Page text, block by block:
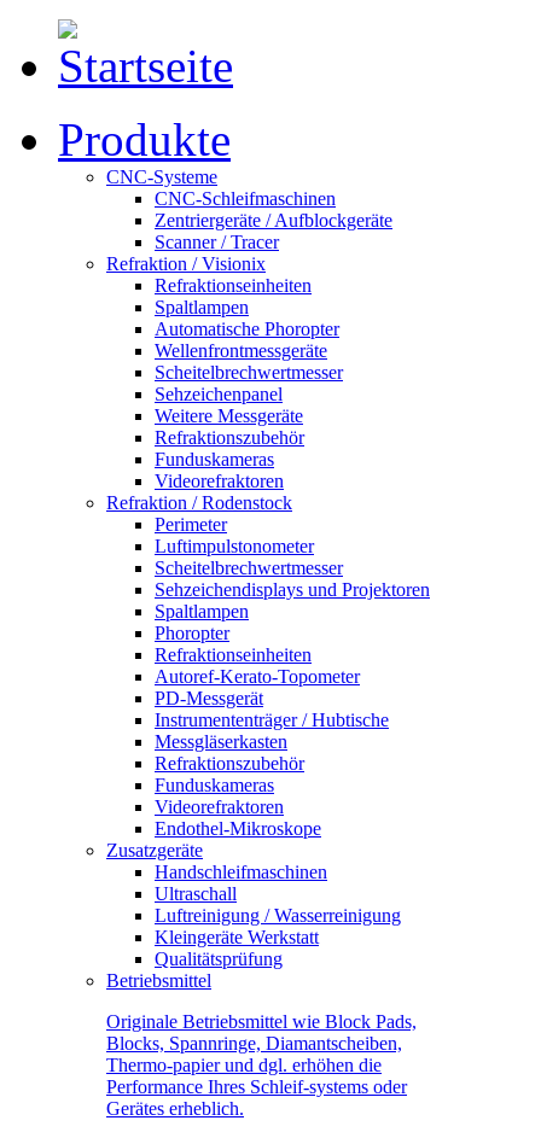
Produkte
CNC-Systeme
CNC-Schleifmaschinen
Zentriergeräte / Aufblockgeräte
Scanner / Tracer
Refraktion / Visionix
Refraktionseinheiten
Spaltlampen
Automatische Phoropter
Wellenfrontmessgeräte
Scheitelbrechwertmesser
Sehzeichenpanel
Weitere Messgeräte
Refraktionszubehör
Funduskameras
Videorefraktoren
Refraktion / Rodenstock
Perimeter
Luftimpulstonometer
Scheitelbrechwertmesser
Sehzeichendisplays und Projektoren
Spaltlampen
Phoropter
Refraktionseinheiten
Autoref-Kerato-Topometer
PD-Messgerät
Instrumententräger / Hubtische
Messgläserkasten
Refraktionszubehör
Funduskameras
Videorefraktoren
Endothel-Mikroskope
Zusatzgeräte
Handschleifmaschinen
Ultraschall
Luftreinigung / Wasserreinigung
Kleingeräte Werkstatt
Qualitätsprüfung
Betriebsmittel
Originale Betriebsmittel wie Block Pads,
Blocks, Spannringe, Diamantscheiben,
Thermo-papier und dgl. erhöhen die
Performance Ihres Schleif-systems oder
Gerätes erheblich.